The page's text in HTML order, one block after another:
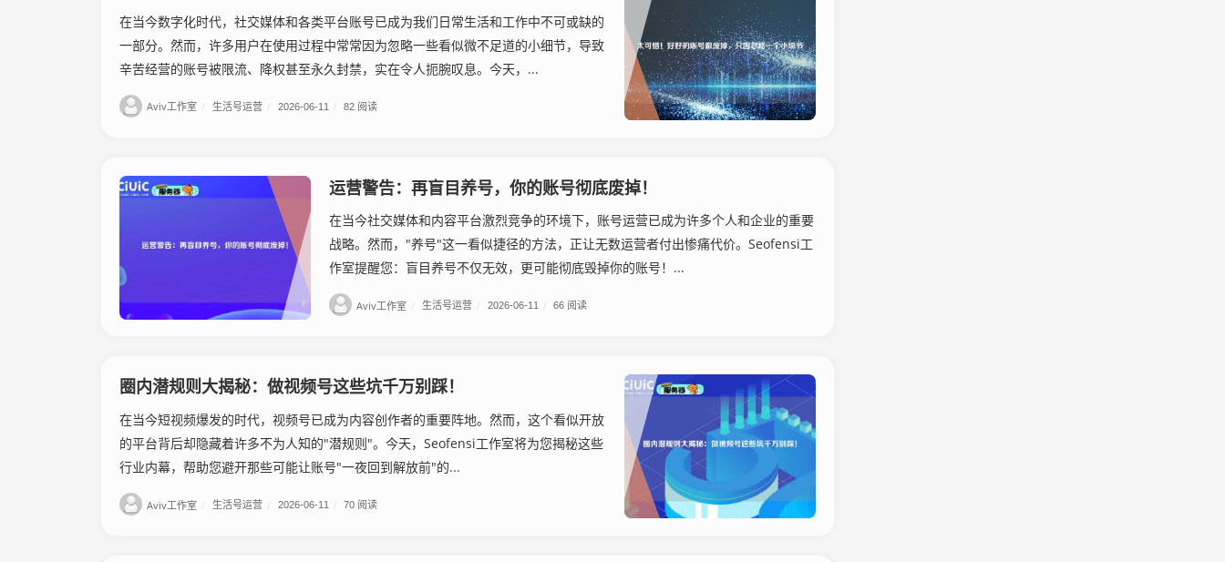
在当今数字化时代，社交媒体和各类平台账号已成为我们日常生活和工作中不可或缺的
一部分。然而，许多用户在使用过程中常常因为忽略一些看似微不足道的小细节，导致
辛苦经营的账号被限流、降权甚至永久封禁，实在令人扼腕叹息。今天，...
Aviv工作室 生活号运营 2026-06-11 82 阅读
运营警告：再盲目养号，你的账号彻底废掉！
在当今社交媒体和内容平台激烈竞争的环境下，账号运营已成为许多个人和企业的重要
战略。然而，"养号"这一看似捷径的方法，正让无数运营者付出惨痛代价。Seofensi工
作室提醒您：盲目养号不仅无效，更可能彻底毁掉你的账号！...
Aviv工作室 生活号运营 2026-06-11 66 阅读
圈内潜规则大揭秘：做视频号这些坑千万别踩！
在当今短视频爆发的时代，视频号已成为内容创作者的重要阵地。然而，这个看似开放
的平台背后却隐藏着许多不为人知的"潜规则"。今天，Seofensi工作室将为您揭秘这些
行业内幕，帮助您避开那些可能让账号"一夜回到解放前"的...
Aviv工作室 生活号运营 2026-06-11 70 阅读